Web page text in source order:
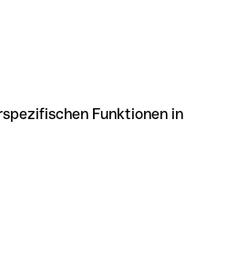
Funktionen in